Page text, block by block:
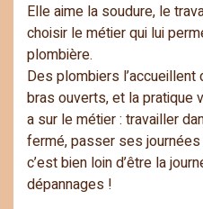
Elle aime la soudure, le
choisir le métier qui lui
plombière.
Des plombiers
bras ouverts, et la pratique
a sur le métier : travailler
fermé, passer ses
c’est bien loin d’être la
dépannages !